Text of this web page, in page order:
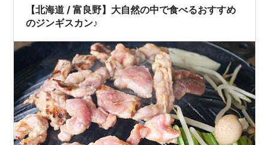
ろで手洗いなど、感染対策して行ってきたよ。 行く先々
のお店も比較的どこも感染…
【北海道 / 富良野】大自然の中で食べるおすすめ
のジンギスカン♪